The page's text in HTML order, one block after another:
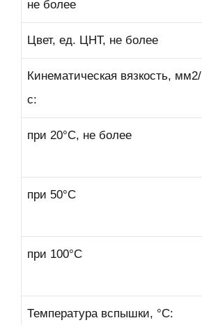
не более
Цвет, ед. ЦНТ, не более
Кинематическая вязкость, мм2/
с:
при 20°С, не более
при 50°С
при 100°С
Температура вспышки, °С: